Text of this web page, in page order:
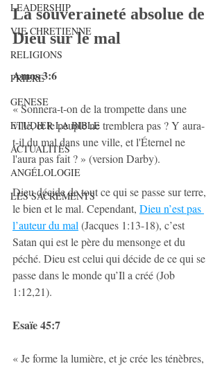
LEADERSHIP
VIE CHRETIENNE
RELIGIONS
PRIERE
GENESE
ETUDIER LA BIBLE
ACTUALITÉS
ANGÉLOLOGIE
LES SACREMENTS
La souveraineté absolue de
Dieu sur le mal
Amos 3:6
« Sonnera-t-on de la trompette dans une
ville, et le peuple ne tremblera pas ? Y aura-
t-il du mal dans une ville, et l'Éternel ne
l'aura pas fait ? » (version Darby).
Dieu décide de tout ce qui se passe sur terre,
le bien et le mal. Cependant, Dieu n’est pas
l’auteur du mal (Jacques 1:13-18), c’est
Satan qui est le père du mensonge et du
péché. Dieu est celui qui décide de ce qui se
passe dans le monde qu’Il a créé (Job
1:12,21).
Esaïe 45:7
« Je forme la lumière, et je crée les ténèbres,